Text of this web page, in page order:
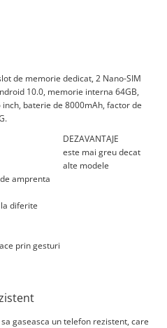
de memorie dedicat, 2 Nano-SIM
10.0, memorie interna 64GB,
baterie de 8000mAh, factor de
DEZAVANTAJE
de amprenta
prin gesturi
este mai greu decat
alte modele
gaseasca un telefon rezistent, care